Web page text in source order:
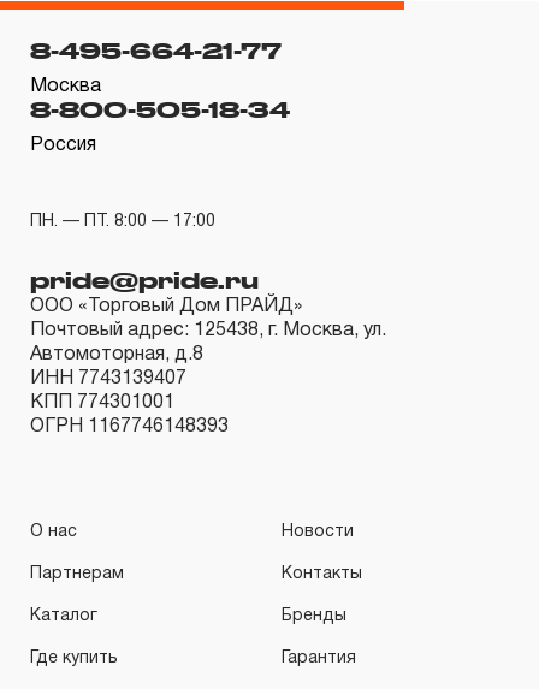
8-495-664-21-77
Москва
8-800-505-18-34
Россия
ПН. — ПТ. 8:00 — 17:00
pride@pride.ru
ООО «Торговый Дом ПРАЙД»
Почтовый адрес: 125438, г. Москва, ул.
Автомоторная, д.8
ИНН 7743139407
КПП 774301001
ОГРН 1167746148393
О нас Новости
Партнерам Контакты
Каталог Бренды
Где купить Гарантия